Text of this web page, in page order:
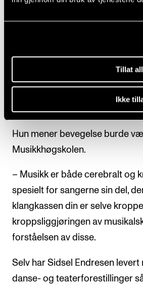
Tillat
Ikke
Et system for den
Hun mener bevegelse burde
Musikkhøgskolen.
– Musikk er både cerebralt og
spesielt for sangerne sin del,
klangkassen din er selve
kroppsliggjøringen av
forståelsen av disse.
Selv har Sidsel Endresen
danse- og teaterforestillinger